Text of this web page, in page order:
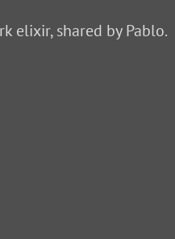
elixir, shared by Pablo.